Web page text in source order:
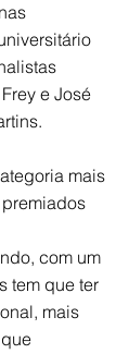
e José
mais
com um
tem que ter
mais